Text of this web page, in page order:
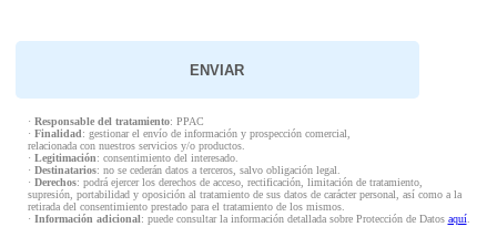
· Responsable del tratamiento: PPAC
· Finalidad: gestionar el envío de información y prospección comercial,
relacionada con nuestros servicios y/o productos.
· Legitimación: consentimiento del interesado.
· Destinatarios: no se cederán datos a terceros, salvo obligación legal.
· Derechos: podrá ejercer los derechos de acceso, rectificación, limitación de tratamiento,
supresión, portabilidad y oposición al tratamiento de sus datos de carácter personal, así como a la
retirada del consentimiento prestado para el tratamiento de los mismos.
· Información adicional: puede consultar la información detallada sobre Protección de Datos aquí.